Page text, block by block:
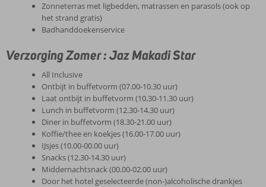
Zonneterras met ligbedden, matrassen en parasols (ook op
het strand gratis)
Badhanddoekenservice
Verzorging Zomer : Jaz Makadi Star
All Inclusive
Ontbijt in buffetvorm (07.00-10.30 uur)
Laat ontbijt in buffetvorm (10.30-11.30 uur)
Lunch in buffetvorm (12.30-14.30 uur)
Diner in buffetvorm (18.30-21.00 uur)
Koffie/thee en koekjes (16.00-17.00 uur)
IJsjes (10.00-00.00 uur)
Snacks (12.30-14.30 uur)
Middernachtsnack (00.00-02.00 uur)
Door het hotel geselecteerde (non-)alcoholische drankjes